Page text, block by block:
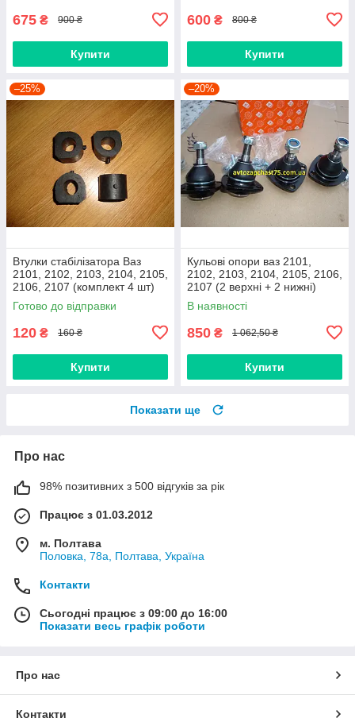
675 ₴ 900 ₴
Купити
600 ₴ 800 ₴
Купити
–25%
Втулки стабілізатора Ваз
2101, 2102, 2103, 2104, 2105,
2106, 2107 (комплект 4 шт)
виробник Gumex, Польща
Готово до відправки
120 ₴ 160 ₴
Купити
–20%
Кульові опори ваз 2101,
2102, 2103, 2104, 2105, 2106,
2107 (2 верхні + 2 нижні)
Дорожня карта, Харків
В наявності
850 ₴ 1 062,50 ₴
Купити
Показати ще
Про нас
98% позитивних з 500 відгуків за рік
Працює з 01.03.2012
м. Полтава
Половка, 78а, Полтава, Україна
Контакти
Сьогодні працює з 09:00 до 16:00
Показати весь графік роботи
Про нас
Контакти